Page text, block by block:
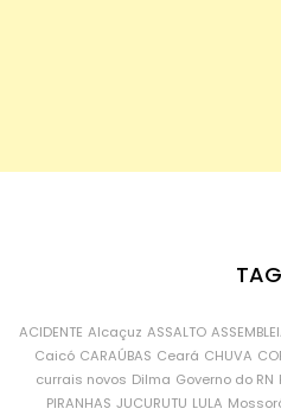
ACIDENTE Alcaçuz ASSALTO
Caicó CARAÚBAS Ceará CHUVA
currais novos Dilma Governo do RN
PIRANHAS JUCURUTU LULA